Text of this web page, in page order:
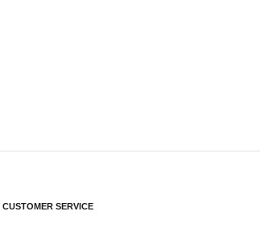
CUSTOMER SERVICE